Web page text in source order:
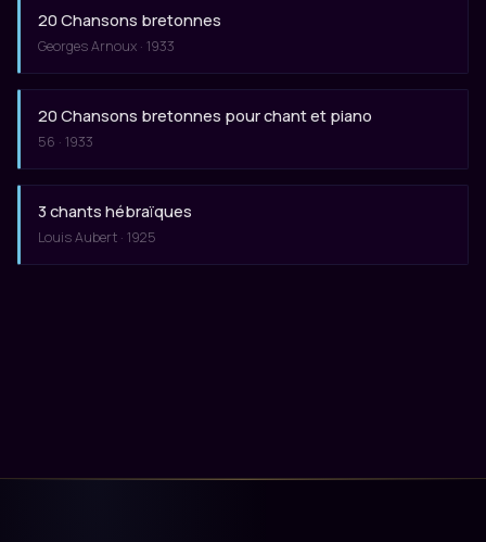
20 Chansons bretonnes
Georges Arnoux · 1933
20 Chansons bretonnes pour chant et piano
56 · 1933
3 chants hébraïques
Louis Aubert · 1925